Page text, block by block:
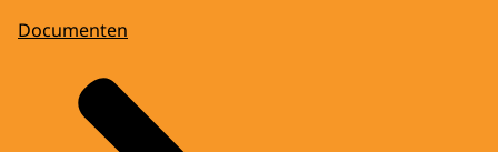
Documenten